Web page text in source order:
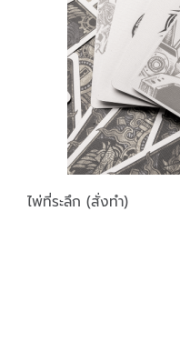
ไพ่ที่ระลึก (สั่งทำ)